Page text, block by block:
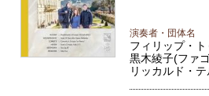
演奏者・団体名
フィリップ・
黒木綾子(ファ
リッカルド・